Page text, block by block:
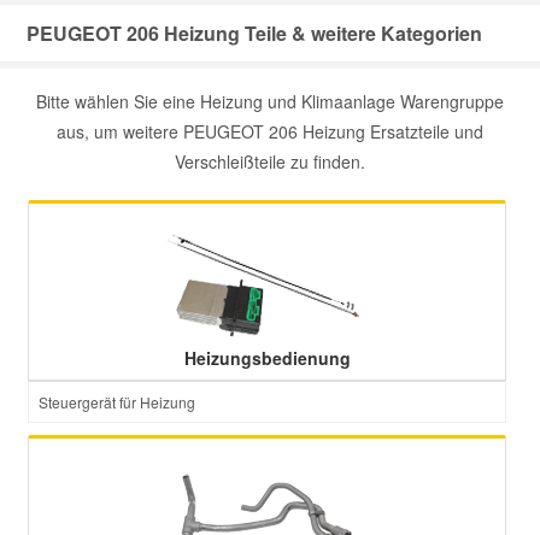
PEUGEOT 206 Heizung Teile & weitere Kategorien
Bitte wählen Sie eine Heizung und Klimaanlage Warengruppe
aus, um weitere PEUGEOT 206 Heizung Ersatzteile und
Verschleißteile zu finden.
Heizungsbedienung
Steuergerät für Heizung
Mazda Ersatzteile
Mercedes Ersatzteile
Mini Ersatzteile
Mitsubishi Ersatzteile
Nissan Ersatzteile
Porsche Ersatzteile
Seat Ersatzteile
Skoda Ersatzteile